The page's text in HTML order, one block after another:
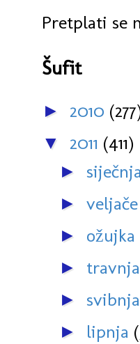
Pretplati se
Šufit
► 2010
▼ 2011 (411)
►
► veljače
► ožujka
► travnja
► svibnja
► lipnja